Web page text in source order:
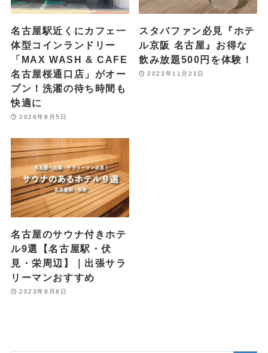
名古屋駅近くにカフェ一
体型コインランドリー
「MAX WASH & CAFE
名古屋桜通口店」がオー
プン！洗濯の待ち時間も
快適に
2026年8月5日
スタバファン必見『ホテ
ル京阪 名古屋』お得な
飲み放題500円を体験！
2023年11月21日
名古屋のサウナ付きホテ
ル9選【名古屋駅・伏
見・栄周辺】｜出張サラ
リーマンおすすめ
2023年9月8日